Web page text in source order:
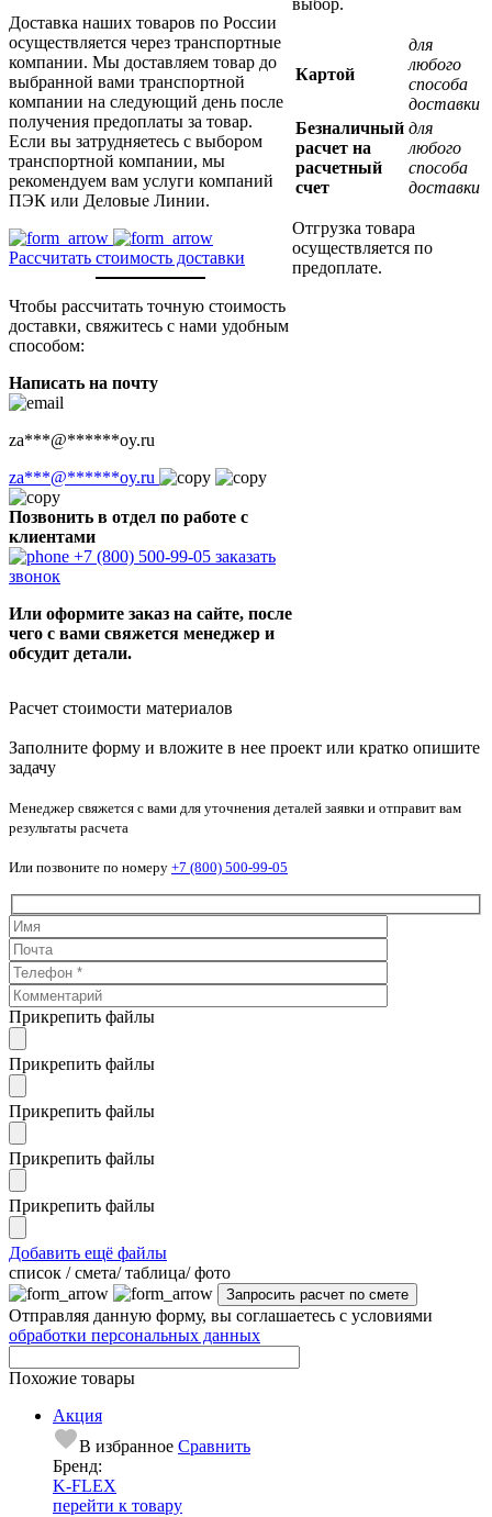
Доставка наших товаров по России
осуществляется через транспортные
компании. Мы доставляем товар до
выбранной вами транспортной
компании на следующий день после
получения предоплаты за товар.
Если вы затрудняетесь с выбором
транспортной компании, мы
рекомендуем вам услуги компаний
ПЭК или Деловые Линии.
Рассчитать стоимость доставки
Чтобы рассчитать точную стоимость
доставки, свяжитесь с нами удобным
способом:
Написать на почту
za***@******oy.ru
za***@******oy.ru
Позвонить в отдел по работе с
клиентами
+7 (800) 500-99-05 заказать
звонок
Или оформите заказ на сайте, после
чего с вами свяжется менеджер и
обсудит детали.
Картой
для
любого
способа
доставки
Безналичный
расчет на
расчетный
счет
для
любого
способа
доставки
Отгрузка товара
осуществляется по
предоплате.
Расчет стоимости материалов
Заполните форму и вложите в нее проект или кратко опишите
задачу
Менеджер свяжется с вами для уточнения деталей заявки и отправит вам
результаты расчета
Или позвоните по номеру +7 (800) 500-99-05
Прикрепить файлы
Прикрепить файлы
Прикрепить файлы
Прикрепить файлы
Прикрепить файлы
Добавить ещё файлы
cписок / смета/ таблица/ фото
Отправляя данную форму, вы соглашаетесь с условиями
обработки персональных данных
Похожие товары
Акция
В избранное Сравнить
Бренд:
K-FLEX
перейти к товару